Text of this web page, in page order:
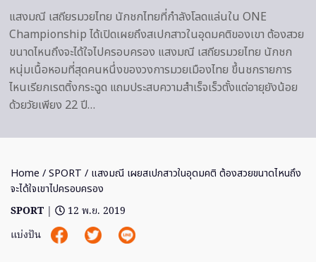
แสงมณี เสถียรมวยไทย นักชกไทยที่กำลังโลดแล่นใน ONE
Championship ได้เปิดเผยถึงสเปกสาวในอุดมคติของเขา ต้องสวย
ขนาดไหนถึงจะได้ใจไปครอบครอง แสงมณี เสถียรมวยไทย นักชก
หนุ่มเนื้อหอมที่สุดคนหนึ่งของวงการมวยเมืองไทย ขึ้นชกรายการ
ไหนเรียกเรตติ้งกระฉูด แถมประสบความสำเร็จเร็วตั้งแต่อายุยังน้อย
ด้วยวัยเพียง 22 ปี…
Home /SPORT / แสงมณี เผยสเปกสาวในอุดมคติ ต้องสวยขนาดไหนถึง
จะได้ใจเขาไปครอบครอง
SPORT |
12 พ.ย. 2019
แบ่งปัน